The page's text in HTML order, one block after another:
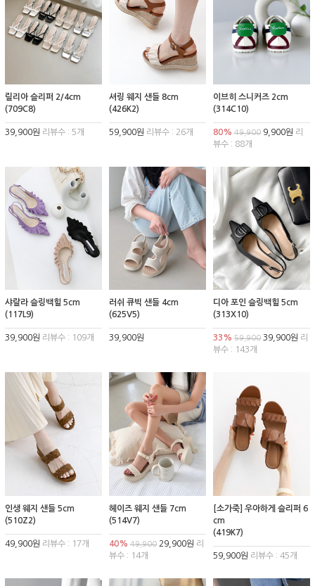
릴리아 슬리퍼 2/4cm
(709C8)
39,900원 리뷰수 : 5개
셔링 웨지 샌들 8cm
(426K2)
59,900원 리뷰수 : 26개
이브히 스니커즈 2cm
(314C10)
80% 49,9009,900원 리
뷰수 : 88개
샤랄라 슬링백힐 5cm
(117L9)
39,900원 리뷰수 : 109개
러쉬 큐빅 샌들 4cm
(625V5)
39,900원
디아 포인 슬링백힐 5cm
(313X10)
33% 59,90039,900원 리
뷰수 : 143개
인생 웨지 샌들 5cm
(510Z2)
49,900원 리뷰수 : 17개
헤이즈 웨지 샌들 7cm
(514V7)
40% 49,90029,900원 리
뷰수 : 14개
[소가죽] 우아하게 슬리퍼 6
cm
(419K7)
59,900원 리뷰수 : 45개